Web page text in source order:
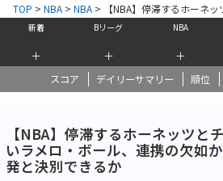
新着
＋
Bリーグ
＋
NBA
＋
スコア デイリーサマリー 順位
TOP > NBA > NBA >
【NBA】停滞するホーネ
ラメロ・ボール、連携の欠如からのタフショッ
【NBA】停滞するホーネッツと
いラメロ・ボール、連携の欠如
発と決別できるか